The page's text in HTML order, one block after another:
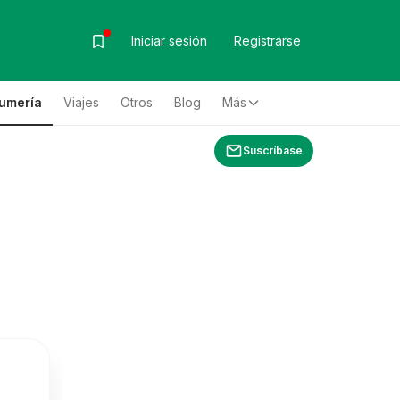
Iniciar sesión Registrarse
Viajes Otros Blog Más
Suscríbase